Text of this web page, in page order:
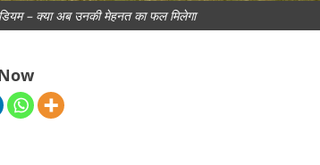
– क्या अब उनकी मेहनत का फल मिलेगा